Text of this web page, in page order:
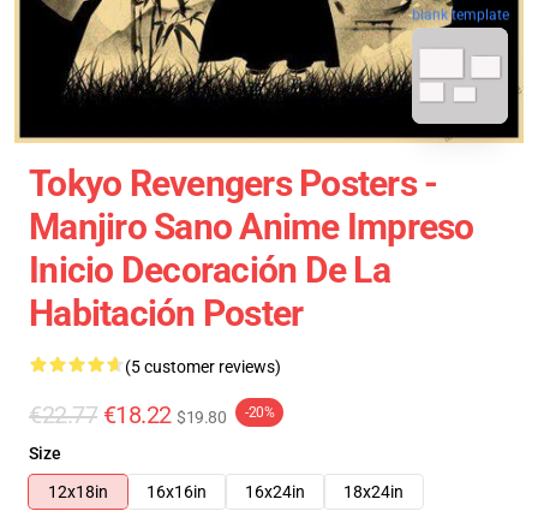
blank template
Tokyo Revengers Posters -
Manjiro Sano Anime Impreso
Inicio Decoración De La
Habitación Poster
(5 customer reviews)
€22.77 €18.22 $19.80 -20%
Size
12x18in
16x16in 16x24in 18x24in